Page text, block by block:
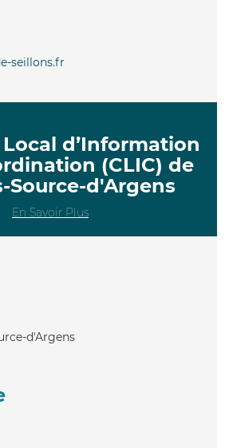
seillons.fr
d’Information
(CLIC) de
Source-d'Argens
En Savoir Plus
d'Argens